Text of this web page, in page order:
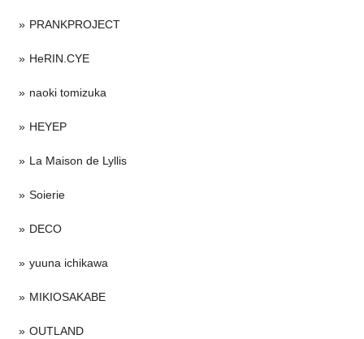
PRANKPROJECT
HeRIN.CYE
naoki tomizuka
HEYEP
La Maison de Lyllis
Soierie
DECO
yuuna ichikawa
MIKIOSAKABE
OUTLAND